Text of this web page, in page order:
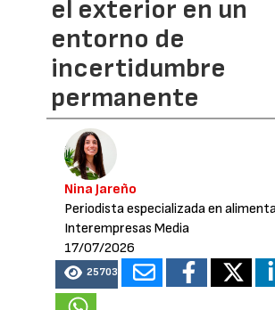
el exterior en un
entorno de
incertidumbre
permanente
Nina Jareño
Periodista especializada en
Interempresas Media
17/07/2026
25703